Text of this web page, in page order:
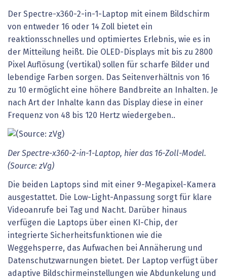
Der Spectre-x360-2-in-1-Laptop mit einem Bildschirm
von entweder 16 oder 14 Zoll bietet ein
reaktionsschnelles und optimiertes Erlebnis, wie es in
der Mitteilung heißt. Die OLED-Displays mit bis zu 2800
Pixel Auflösung (vertikal) sollen für scharfe Bilder und
lebendige Farben sorgen. Das Seitenverhältnis von 16
zu 10 ermöglicht eine höhere Bandbreite an Inhalten. Je
nach Art der Inhalte kann das Display diese in einer
Frequenz von 48 bis 120 Hertz wiedergeben..
Der Spectre-x360-2-in-1-Laptop, hier das 16-Zoll-Model.
(Source: zVg)
Die beiden Laptops sind mit einer 9-Megapixel-Kamera
ausgestattet. Die Low-Light-Anpassung sorgt für klare
Videoanrufe bei Tag und Nacht. Darüber hinaus
verfügen die Laptops über einen KI-Chip, der
integrierte Sicherheitsfunktionen wie die
Weggehsperre, das Aufwachen bei Annäherung und
Datenschutzwarnungen bietet. Der Laptop verfügt über
adaptive Bildschirmeinstellungen wie Abdunkelung und